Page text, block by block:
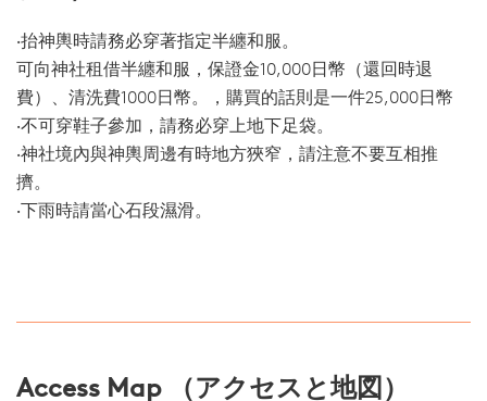
‧抬神輿時請務必穿著指定半纏和服。
可向神社租借半纏和服，保證金10,000日幣（還回時退
費）、清洗費1000日幣。，購買的話則是一件25,000日幣
‧不可穿鞋子參加，請務必穿上地下足袋。
‧神社境內與神輿周邊有時地方狹窄，請注意不要互相推
擠。
‧下雨時請當心石段濕滑。
Access Map （アクセスと地図）